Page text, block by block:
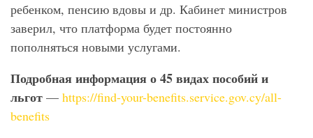
ребенком, пенсию вдовы и др. Кабинет министров
заверил, что платформа будет постоянно
пополняться новыми услугами.
Подробная информация о 45 видах пособий и
льгот — https://find-your-benefits.service.gov.cy/all-
benefits